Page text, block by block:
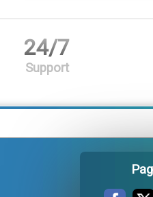
24/7
Support